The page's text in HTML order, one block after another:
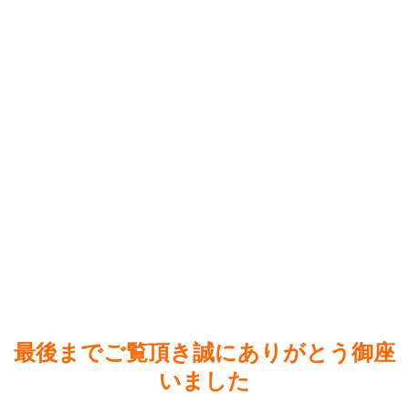
最後までご覧頂き誠にありがとう御座
いました